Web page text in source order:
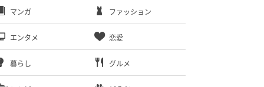
マンガ ファッション
エンタメ 恋愛
暮らし グルメ